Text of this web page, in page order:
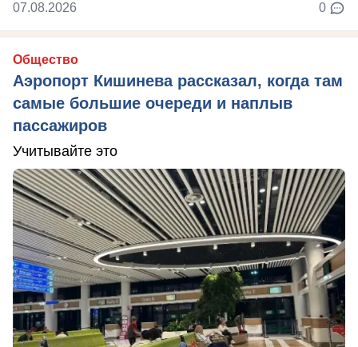
07.08.2026 0
Общество
Аэропорт Кишинева рассказал, когда там
самые большие очереди и наплыв
пассажиров
Учитывайте это